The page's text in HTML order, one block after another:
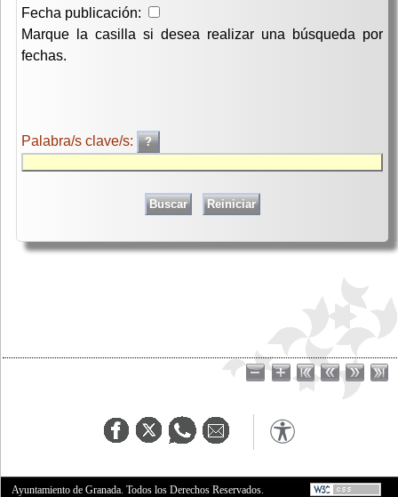
Fecha publicación:
Marque la casilla si desea realizar una búsqueda por
fechas.
Palabra/s clave/s:
Ayuntamiento de Granada. Todos los Derechos Reservados.